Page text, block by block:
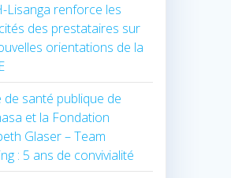
Lisanga renforce les
des prestataires sur
orientations de la
de santé publique de
et la Fondation
Glaser – Team
: 5 ans de convivialité